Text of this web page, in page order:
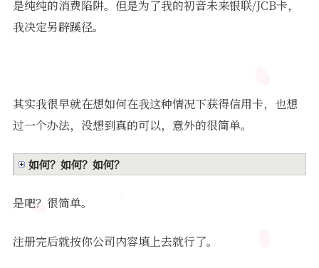
是纯纯的消费陷阱。但是为了我的初音未来银联/JCB卡，
我决定另辟蹊径。
其实我很早就在想如何在我这种情况下获得信用卡，也想
过一个办法，没想到真的可以，意外的很简单。
如何？如何？如何？
是吧？很简单。
注册完后就按你公司内容填上去就行了。